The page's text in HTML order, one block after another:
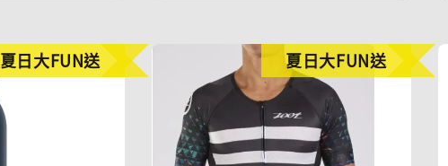
夏日大FUN送 夏日大FUN送